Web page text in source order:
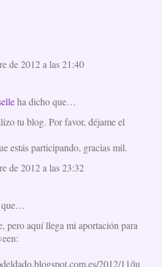
de 2012 a las 21:40
ha dicho que…
tu blog. Por favor, déjame el
estás participando, gracias mil.
de 2012 a las 23:32
que…
pero aquí llega mi aportación para
2012/11/ju